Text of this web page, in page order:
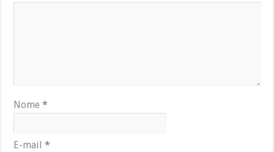
Nome*
E-mail*